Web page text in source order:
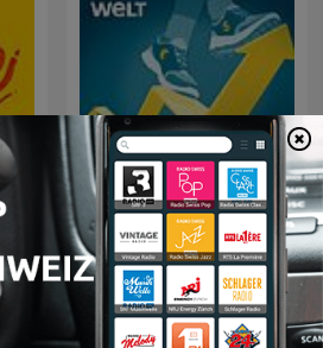
Alles auf Aktien – Die
täglichen Finanzen-News